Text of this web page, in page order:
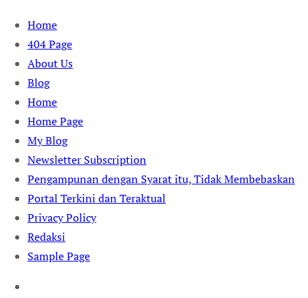
Skip
content
Home
404 Page
About Us
Blog
Home
Home Page
My Blog
Newsletter Subscription
Pengampunan dengan Syarat itu, Tidak Membebaskan
Portal Terkini dan Teraktual
Privacy Policy
Redaksi
Sample Page